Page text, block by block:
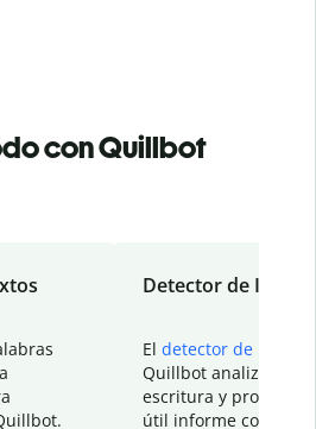
con Quillbot
Detector de IA
El detector de IA
Quillbot analiza tu
escritura y
útil informe con